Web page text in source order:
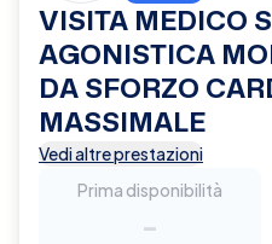
VISITA MEDICO
AGONISTICA
DA SFORZO
MASSIMALE
Vedi altre prestazioni
Prima disponibilità
-